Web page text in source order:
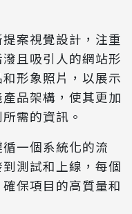
案視覺設計，注重
且吸引人的網站形
形象照片，以展示
品架構，使其更加
需的資訊。
一個系統化的流
測試和上線，每個
保項目的高質量和